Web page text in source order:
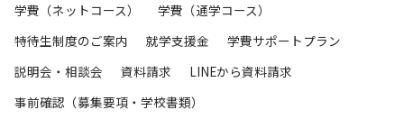
学費（ネットコース）
学費（通学コース）
特待生制度のご案内
就学支援金
学費サポートプラン
説明会・相談会
資料請求
LINEから資料請求
事前確認（募集要項・学校書類）